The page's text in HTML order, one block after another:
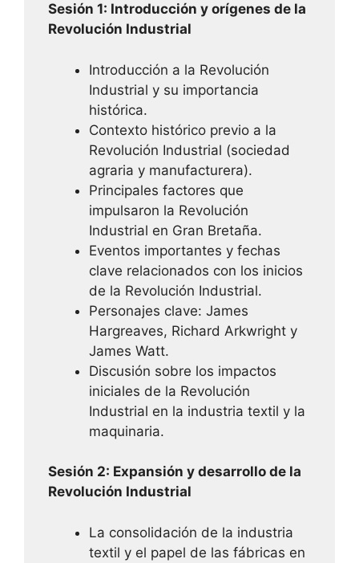
Sesión 1: Introducción y orígenes de la
Revolución Industrial
Introducción a la Revolución
Industrial y su importancia
histórica.
Contexto histórico previo a la
Revolución Industrial (sociedad
agraria y manufacturera).
Principales factores que
impulsaron la Revolución
Industrial en Gran Bretaña.
Eventos importantes y fechas
clave relacionados con los inicios
de la Revolución Industrial.
Personajes clave: James
Hargreaves, Richard Arkwright y
James Watt.
Discusión sobre los impactos
iniciales de la Revolución
Industrial en la industria textil y la
maquinaria.
Sesión 2: Expansión y desarrollo de la
Revolución Industrial
La consolidación de la industria
textil y el papel de las fábricas en